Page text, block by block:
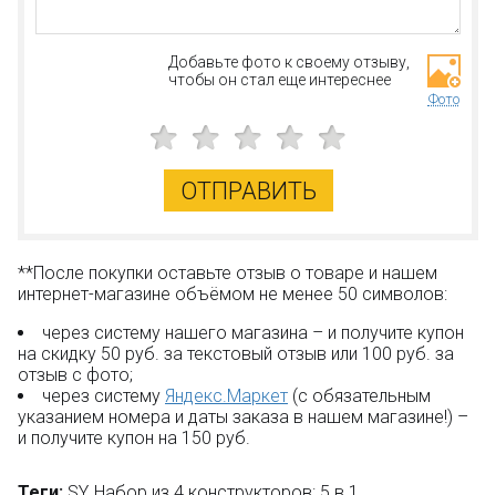
НаборSY SY1561A-Dсостоит из:
Производитель - фабрика SY (не LEGO). Компания
универсальные размеры и совместимы с
конструкторами других оригинальных брендов.
Только в BOOTLEGBRICKS.RU:
Бесплатная доставка от 3000 рублей;
Оплата при получении и никаких скрытых платежей;
Дополнительная скидка 10% для постоянных
покупателей;
Новые акции и конкурсы каждый месяц;
Качественные конструкторы и другие игрушки по
Добавьте фото к своему отзыву,
чтобы он стал еще интереснее
Фото
ОТПРАВИТЬ
**После покупки оставьте отзыв о товаре и нашем
интернет-магазине объёмом не менее 50 символов:
через систему нашего магазина – и получите купон
на скидку 50 руб. за текстовый отзыв или 100 руб. за
отзыв с фото;
через систему Яндекс.Маркет (с обязательным
указанием номера и даты заказа в нашем магазине!) –
и получите купон на 150 руб.